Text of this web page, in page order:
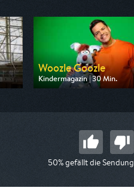
Woozle Goozle
Kindermagazin | 30 Min.
Ausgestrahlt von Super RTL
50% gefällt die Sendung